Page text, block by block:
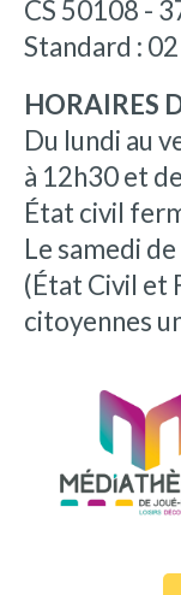
CS 50108 -
Standard :
HORAIRES
Du lundi au
à 12h30 et
État civil
Le samedi
(État Civil et
citoyennes